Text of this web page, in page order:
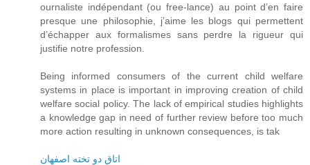
ournaliste indépendant (ou free-lance) au point d’en faire
presque une philosophie, j’aime les blogs qui permettent
d’échapper aux formalismes sans perdre la rigueur qui
justifie notre profession.
Being informed consumers of the current child welfare
systems in place is important in improving creation of child
welfare social policy. The lack of empirical studies highlights
a knowledge gap in need of further review before too much
more action resulting in unknown consequences, is tak
اتاق دو تخته اصفهان